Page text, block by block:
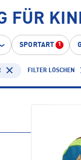
FÜR
SPORTART 1
FILTER LÖSCHEN